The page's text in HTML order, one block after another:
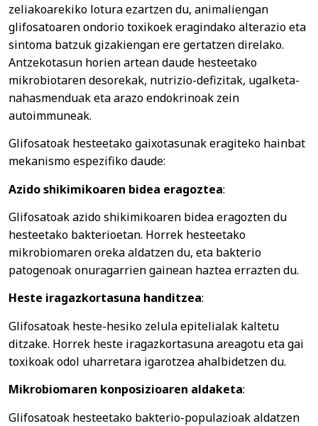
zeliakoarekiko lotura ezartzen du, animaliengan
glifosatoaren ondorio toxikoek eragindako alterazio eta
sintoma batzuk gizakiengan ere gertatzen direlako.
Antzekotasun horien artean daude hesteetako
mikrobiotaren desorekak, nutrizio-defizitak, ugalketa-
nahasmenduak eta arazo endokrinoak zein
autoimmuneak.
Glifosatoak hesteetako gaixotasunak eragiteko hainbat
mekanismo espezifiko daude:
Azido shikimikoaren bidea eragoztea:
Glifosatoak azido shikimikoaren bidea eragozten du
hesteetako bakterioetan. Horrek hesteetako
mikrobiomaren oreka aldatzen du, eta bakterio
patogenoak onuragarrien gainean haztea errazten du.
Heste iragazkortasuna handitzea:
Glifosatoak heste-hesiko zelula epitelialak kaltetu
ditzake. Horrek heste iragazkortasuna areagotu eta gai
toxikoak odol uharretara igarotzea ahalbidetzen du.
Mikrobiomaren konposizioaren aldaketa:
Glifosatoak hesteetako bakterio-populazioak aldatzen